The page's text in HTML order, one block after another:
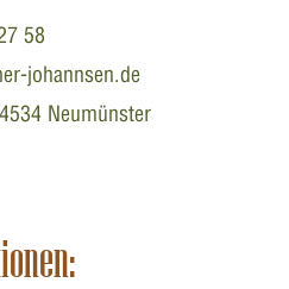
58
johannsen.de
Neumünster